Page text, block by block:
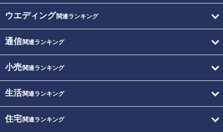
ウエディング関連ランキング
通信関連ランキング
小売関連ランキング
生活関連ランキング
住宅関連ランキング